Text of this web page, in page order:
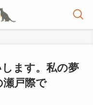
ます。私の夢
戸際で